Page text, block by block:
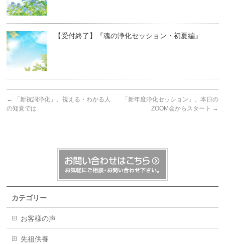
【受付終了】『魂の浄化セッション・初夏編』
←
「新祝詞浄化」、視える・わかる人
の知覚では
「新年度浄化セッション」、本日の
ZOOM会からスタート →
カテゴリー
お客様の声
先祖供養